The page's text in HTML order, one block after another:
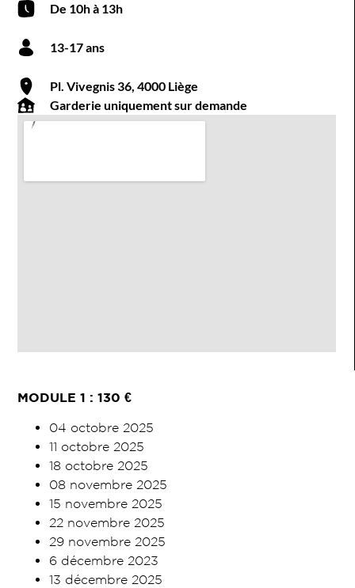
De 10h à 13h
13-17 ans
Pl. Vivegnis 36, 4000 Liège
Garderie uniquement sur demande
MODULE 1 : 130€
04 octobre 2025
11 octobre 2025
18 octobre 2025
08 novembre 2025
15 novembre 2025
22 novembre 2025
29 novembre 2025
6 décembre 2023
13 décembre 2025